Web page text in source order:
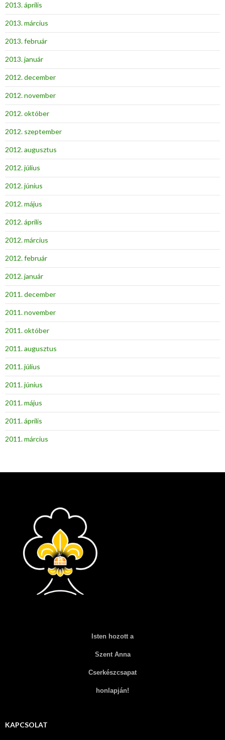
2013. április
2013. március
2013. február
2013. január
2012. december
2012. november
2012. október
2012. szeptember
2012. augusztus
2012. július
2012. június
2012. május
2012. április
2012. március
2012. február
2012. január
2011. december
2011. november
2011. október
2011. augusztus
2011. július
2011. június
2011. május
2011. április
2011. március
Isten hozott a
Szent Anna
Cserkészcsapat
honlapján!
KAPCSOLAT